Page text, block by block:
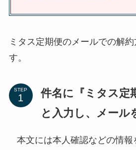
ミタス定期便のメールでの解
す。
STEP
件名に『ミタス定
と入力し、メール
本文には本人確認などの情報